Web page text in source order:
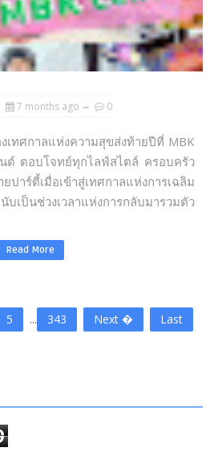
7 months ago 0
เทศกาลแห่งความสุขส่งท้ายปีที่ MBK
นต์ ตอบโจทย์ทุกไลฟ์สไตล์ ครอบครัว
ร์ตี้เมื่อเข้าสู่เทศกาลแห่งการเฉลิม
เป็นช่วงเวลาแห่งการกลับมารวมตัว
Read More
5 ... 343 Next � Last